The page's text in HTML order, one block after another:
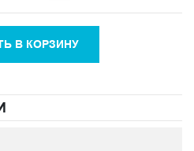
В КОРЗИНУ